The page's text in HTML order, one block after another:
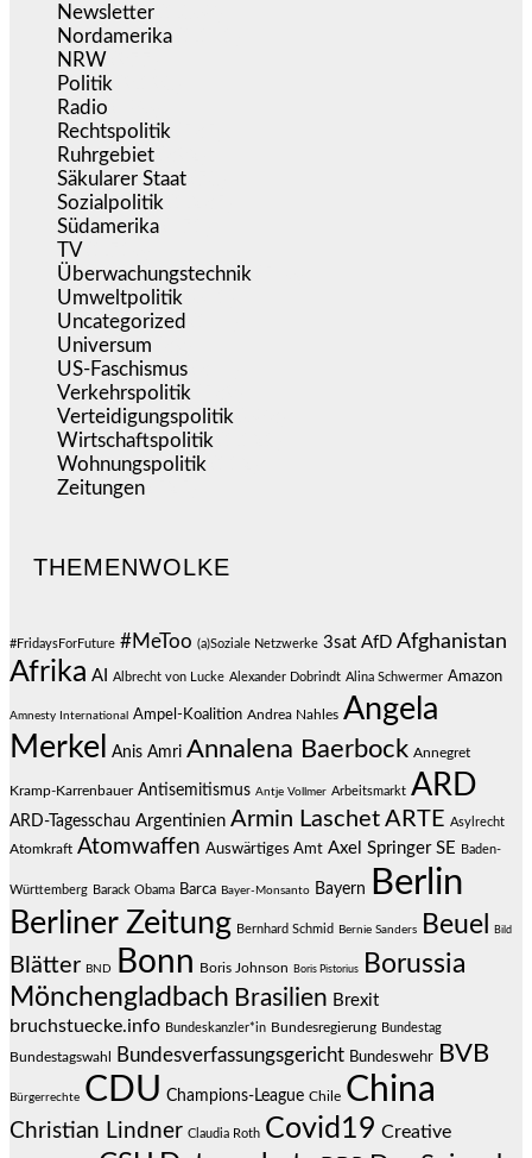
Newsletter
Nordamerika
NRW
Politik
Radio
Rechtspolitik
Ruhrgebiet
Säkularer Staat
Sozialpolitik
Südamerika
TV
Überwachungstechnik
Umweltpolitik
Uncategorized
Universum
US-Faschismus
Verkehrspolitik
Verteidigungspolitik
Wirtschaftspolitik
Wohnungspolitik
Zeitungen
THEMENWOLKE
#FridaysForFuture #MeToo (a)Soziale Netzwerke 3sat AfD Afghanistan
Afrika AI Albrecht von Lucke Alexander Dobrindt Alina Schwermer Amazon
Amnesty International Ampel-Koalition Andrea Nahles Angela
Merkel
Anis Amri Annalena Baerbock Annegret
Kramp-Karrenbauer Antisemitismus Antje Vollmer Arbeitsmarkt ARD
ARD-Tagesschau Argentinien Armin Laschet ARTE Asylrecht
Atomkraft Atomwaffen Auswärtiges Amt Axel Springer SE Baden-
Württemberg Barack Obama Barca Bayer-Monsanto Bayern Berlin
Berliner Zeitung Bernhard Schmid Bernie Sanders Beuel Bild
Blätter BND Bonn Boris Johnson Boris Pistorius
Borussia
Mönchengladbach Brasilien Brexit
bruchstuecke.info Bundeskanzler*in Bundesregierung Bundestag
Bundestagswahl Bundesverfassungsgericht Bundeswehr BVB
Bürgerrechte CDU Champions-League Chile China
Christian Lindner Claudia Roth Covid19 Creative